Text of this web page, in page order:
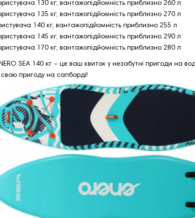
130 кг, вантажопідйомність приблизно 260 л
135 кг, вантажопідйомність приблизно 270 л
140 кг, вантажопідйомність приблизно 255 л
145 кг, вантажопідйомність приблизно 290 л
170 кг, вантажопідйомність приблизно 280 л
SEA 140 кг – це ваш квиток у незабутні пригоди на воді.
пригоду на сапборді!